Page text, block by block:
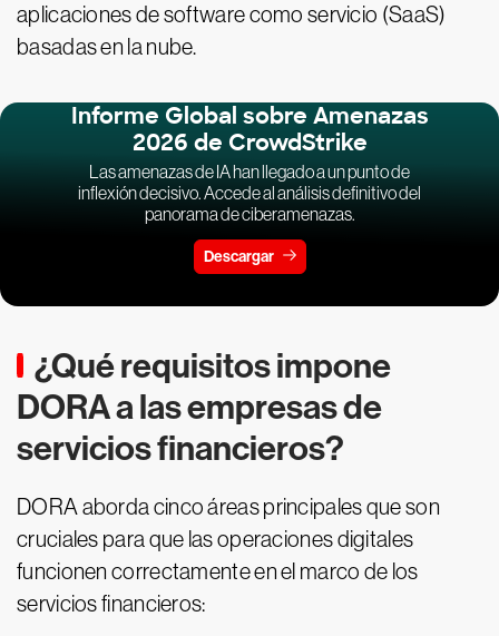
aplicaciones de software como servicio (SaaS)
basadas en la nube.
Informe Global sobre Amenazas
2026 de CrowdStrike
Las amenazas de IA han llegado a un punto de
inflexión decisivo. Accede al análisis definitivo del
panorama de ciberamenazas.
Descargar
¿Qué requisitos impone
DORA a las empresas de
servicios financieros?
DORA aborda cinco áreas principales que son
cruciales para que las operaciones digitales
funcionen correctamente en el marco de los
servicios financieros: